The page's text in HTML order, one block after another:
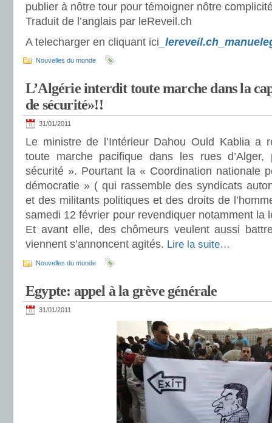
publier à nôtre tour pour témoigner nôtre
Traduit de l’anglais par leReveil.ch
A telecharger en cliquant ici
Nouvelles du monde
L’Algérie interdit toute marche dans la
de sécurité»!!
31/01/2011
Le ministre de l’Intérieur Dahou Ould Kablia a
toute marche pacifique dans les rues
sécurité ». Pourtant la « Coordination nationale
démocratie » ( qui rassemble des syndicats
et des militants politiques et des droits de
samedi 12 février pour revendiquer notamment la
Et avant elle, des chômeurs veulent aussi
viennent s’annoncent agités. Lire la suite…
Nouvelles du monde
Egypte: appel à la grève générale
31/01/2011